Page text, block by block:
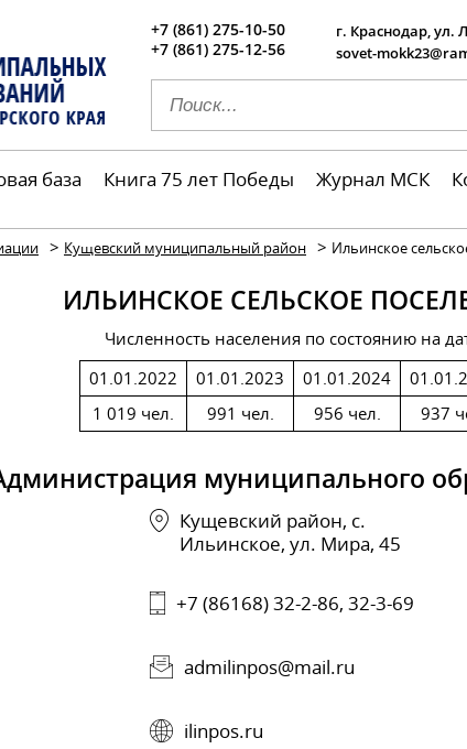
+7 (861) 275-10-50
+7 (861) 275-12-56
г. Краснодар, ул.
sovet-
база Книга 75 лет Победы Журнал МСК
> Кущевский муниципальный район > Ильинское
ИЛЬИНСКОЕ СЕЛЬСКОЕ
Численность населения по состоянию на
01.01.2022
1 019 чел.
01.01.2023
991 чел.
01.01.2024
956 чел.
937
муниципального
Кущевский район, с.
Ильинское, ул. Мира, 45
+7 (86168) 32-2-86, 32-3-69
admilinpos@mail.ru
ilinpos.ru